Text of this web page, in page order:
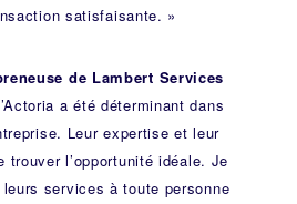
satisfaisante. »
de Lambert Services
a été déterminant dans
Leur expertise et leur
trouver l’opportunité idéale. Je
services à toute personne